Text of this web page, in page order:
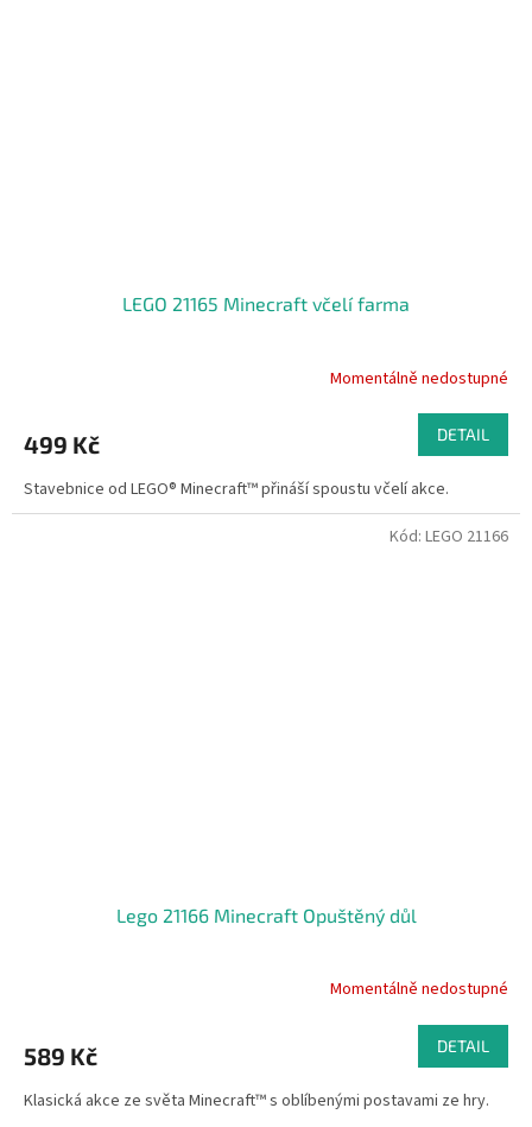
LEGO 21165 Minecraft včelí farma
Momentálně nedostupné
499 Kč DETAIL
Stavebnice od LEGO® Minecraft™ přináší spoustu včelí akce.
Lego 21166 Minecraft Opuštěný důl
Momentálně nedostupné
589 Kč DETAIL
Klasická akce ze světa Minecraft™ s oblíbenými postavami ze hry.
Kód: LEGO 21166